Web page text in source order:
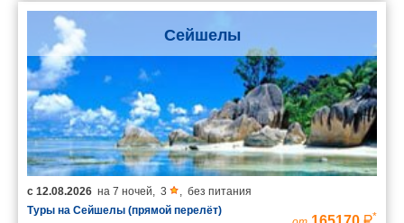
Сейшелы
с 12.08.2026 на 7 ночей 3
без питания
Туры на Сейшелы (прямой перелёт)
*